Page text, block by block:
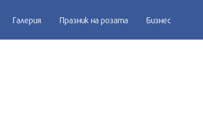
Галерия Празник на розата Бизнес